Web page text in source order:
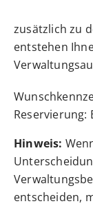
zusätzlich zu
entstehen
Reservierung:
Hinweis:
entscheiden,